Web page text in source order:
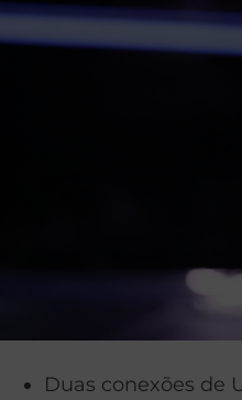
Duas conexões de